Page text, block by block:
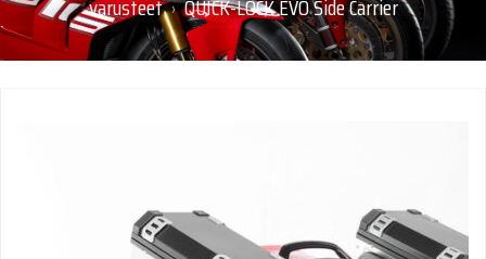
varusteet › QUICK-LOCK EVO Side Carrier